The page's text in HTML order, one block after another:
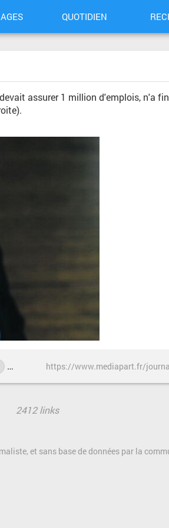
QUOTIDIEN
assurer 1 million d'emplois, n'a
2412 links
et sans base de données par la